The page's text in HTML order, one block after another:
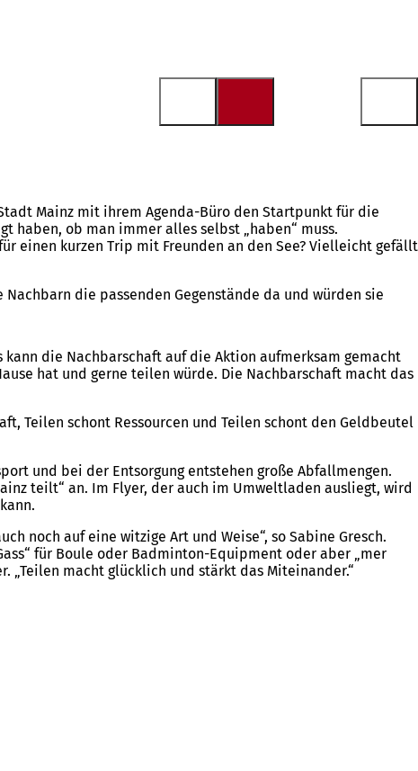
Mainz mit ihrem Agenda-Büro den Startpunkt für die
haben, ob man immer alles selbst „haben“ muss.
einen kurzen Trip mit Freunden an den See? Vielleicht gefällt
die passenden Gegenstände da und würden sie
die Nachbarschaft auf die Aktion aufmerksam gemacht
hat und gerne teilen würde. Die Nachbarschaft macht das
Teilen schont Ressourcen und Teilen schont den Geldbeutel
und bei der Entsorgung entstehen große Abfallmengen.
teilt“ an. Im Flyer, der auch im Umweltladen ausliegt, wird
noch auf eine witzige Art und Weise“, so Sabine Gresch.
für Boule oder Badminton-Equipment oder aber „mer
„Teilen macht glücklich und stärkt das Miteinander.“